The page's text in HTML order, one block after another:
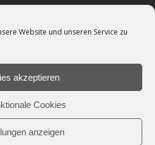
Website und unseren Service zu
akzeptieren
Cookies
anzeigen